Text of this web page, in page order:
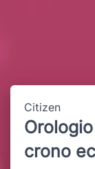
Citizen
crono